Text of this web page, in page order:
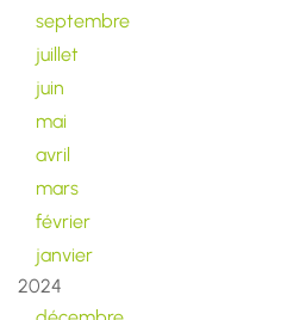
septembre
juillet
juin
mai
avril
mars
février
janvier
2024